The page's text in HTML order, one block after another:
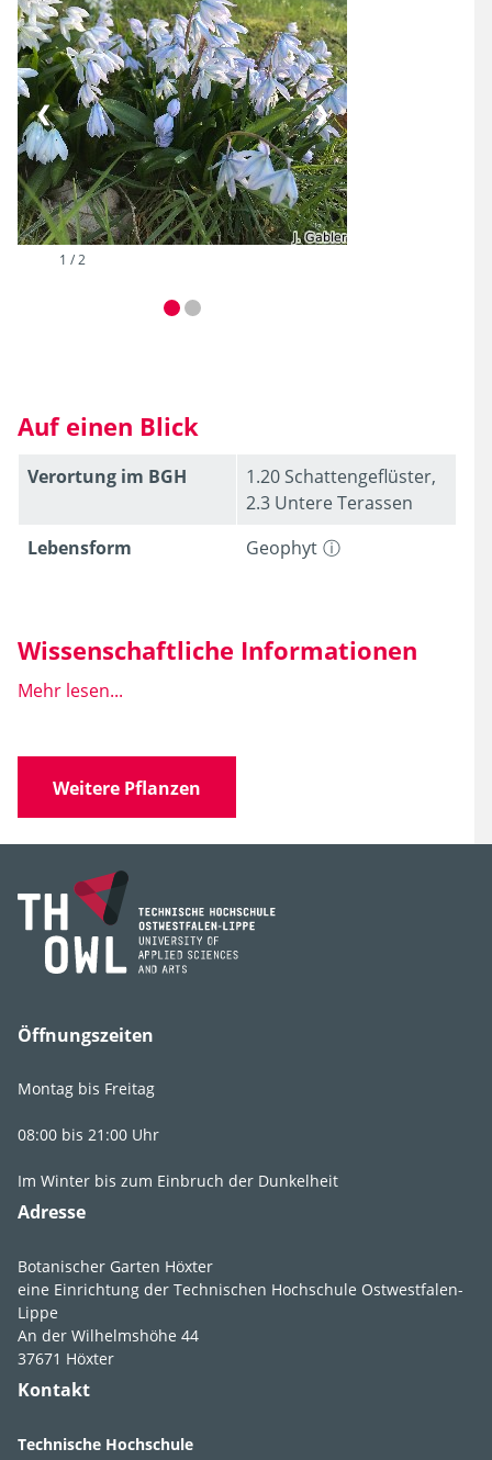
2 / 2
❮ ❯
Auf einen Blick
Verortung im BGH
1.20 Schattengeflüster,
2.3 Untere Terassen
Lebens­form
Geophyt
Wissenschaftliche Informationen
Mehr lesen...
Name
Familie
Art, Unterart,
Varietät, Form
scilloides
Foto Frühjahr
Weitere Pflanzen
Öffnungszeiten
Montag bis Freitag
08:00 bis 21:00 Uhr
Im Winter bis zum Einbruch der Dunkelheit
Adresse
Botanischer Garten Höxter
eine Einrichtung der Technischen Hochschule Ostwestfalen-
Lippe
An der Wilhelmshöhe 44
37671 Höxter
Kontakt
Technische Hochschule